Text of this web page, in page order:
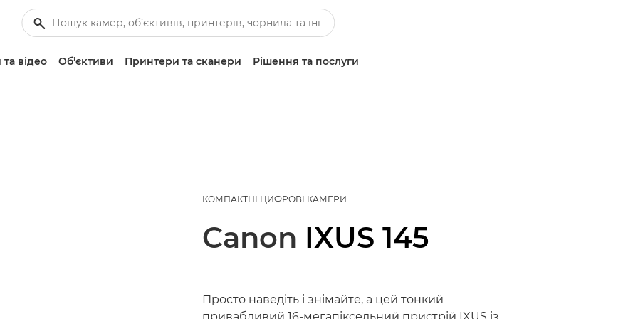
відео Об’єктиви Принтери та сканери Рішення та послуги
КОМПАКТНІ ЦИФРОВІ КАМЕРИ
Canon IXUS 145
Просто наведіть і знімайте, а цей тонкий
привабливий 16-мегапіксельний пристрій IXUS із